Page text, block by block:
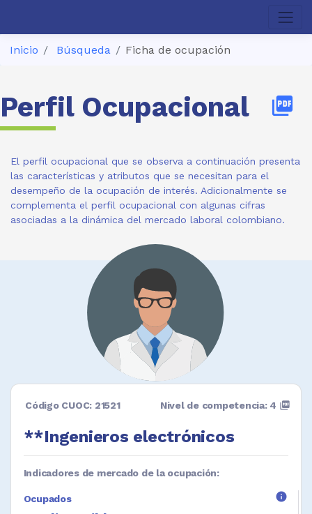
Inicio Búsqueda Ficha de ocupación
Perfil Ocupacional picture_as_pdf
El perfil ocupacional que se observa a continuación presenta
las características y atributos que se necesitan para el
desempeño de la ocupación de interés. Adicionalmente se
complementa el perfil ocupacional con algunas cifras
asociadas a la dinámica del mercado laboral colombiano.
Código CUOC: 21521
**Ingenieros electrónicos
Nivel de competencia: 4 picture_as_pdf
Indicadores de mercado de la ocupación:
Ocupados info